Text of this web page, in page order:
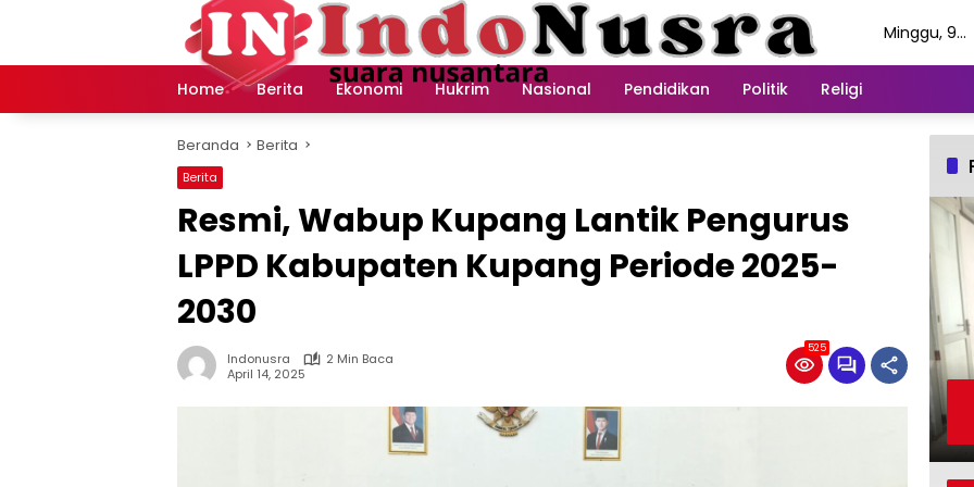
Minggu, 9
Home
Berita Ekonomi Hukrim Nasional Pendidikan Politik Religi
Beranda Berita
Berita
Resmi, Wabup Kupang Lantik Pengurus
LPPD Kabupaten Kupang Periode 2025-
2030
Indonusra
2 Min Baca
April 14, 2025
525